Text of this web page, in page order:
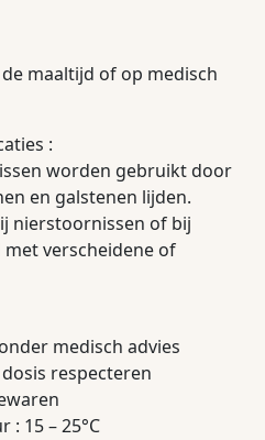
maaltijd of op medisch
:
worden gebruikt door
en galstenen lijden.
nierstoornissen of bij
met verscheidene of
medisch advies
respecteren
15 – 25°C